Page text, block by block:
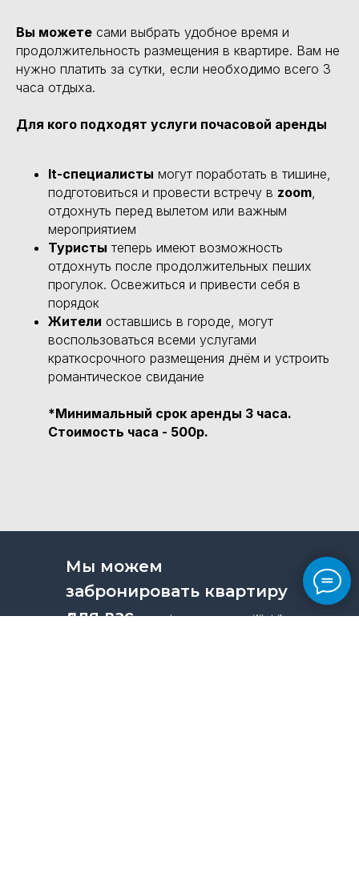
Вы можете сами выбрать удобное время и
продолжительность размещения в квартире. Вам не
нужно платить за сутки, если необходимо всего 3
часа отдыха.
Для кого подходят услуги почасовой аренды
It-специалисты могут поработать в тишине,
подготовиться и провести встречу в zoom,
отдохнуть перед вылетом или важным
мероприятием
Туристы теперь имеют возможность
отдохнуть после продолжительных пеших
прогулок. Освежиться и привести себя в
порядок
Жители оставшись в городе, могут
воспользоваться всеми услугами
краткосрочного размещения днём и устроить
романтическое свидание
*Минимальный срок аренды 3 часа.
Стоимость часа - 500р.
Мы можем
забронировать квартиру
для вас
Позвоните по номеру телефона или напишите в Whats’App: